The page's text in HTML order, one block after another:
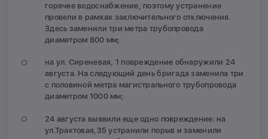
горячее водоснабжение, поэтому устранение
провели в рамках заключительного отключения.
Здесь заменили три метра трубопровода
диаметром 800 мм;
на ул. Сиреневая, 1 повреждение обнаружили 24
августа. На следующий день бригада заменила три
с половиной метра магистрального трубопровода
диаметром 1000 мм;
24 августа выявили еще одно повреждение: на
ул.Трактовая,35 устранили порыв и заменили